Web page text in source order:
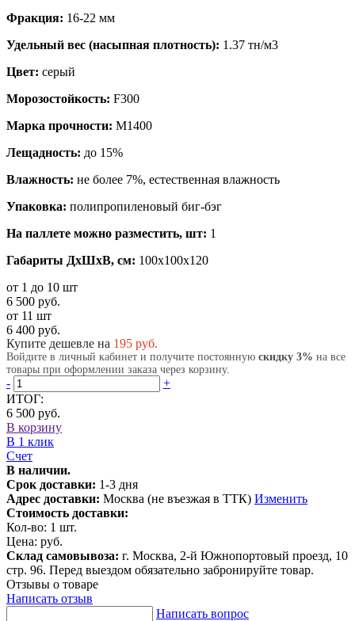
Фракция: 16-22 мм
Удельный вес (насыпная плотность): 1.37 тн/м3
Цвет: серый
Морозостойкость: F300
Марка прочности: М1400
Лещадность: до 15%
Влажность: не более 7%, естественная влажность
Упаковка: полипропиленовый биг-бэг
На паллете можно разместить, шт: 1
Габариты ДхШхВ, см: 100x100x120
от 1 до 10 шт
6 500 руб.
от 11 шт
6 400 руб.
Купите дешевле на 195 руб.
Войдите в личный кабинет и получите постоянную скидку 3% на все
товары при оформлении заказа через корзину.
-
+
ИТОГ:
6 500 руб.
В корзину
В 1 клик
Счет
В наличии.
Срок доставки: 1-3 дня
Адрес доставки: Москва (не въезжая в ТТК) Изменить
Стоимость доставки:
Кол-во: 1 шт.
Цена: руб.
Склад самовывоза: г. Москва, 2-й Южнопортовый проезд, 10
стр. 96. Перед выездом обязательно забронируйте товар.
Отзывы о товаре
Написать отзыв
Написать вопрос